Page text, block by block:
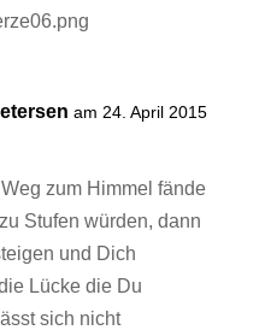
am 24. April 2015
zum Himmel fände
Stufen würden, dann
und Dich
Lücke die Du
sich nicht